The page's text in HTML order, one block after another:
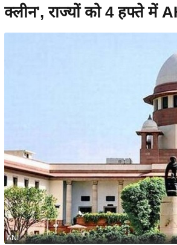
क्लीन', राज्यों को 4 हफ्ते में
ANI